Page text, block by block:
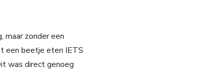
maar zonder een
een beetje eten IETS
was direct genoeg